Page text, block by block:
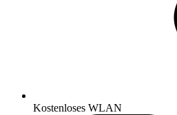
Kostenloses WLAN